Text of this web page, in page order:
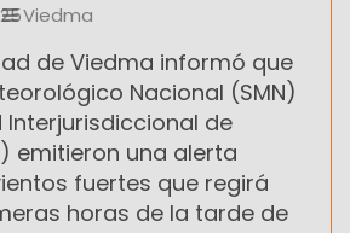
Viedma
de Viedma informó que
Nacional (SMN)
de
emitieron una alerta
fuertes que regirá
horas de la tarde de